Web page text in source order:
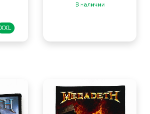
XXL
В наличии